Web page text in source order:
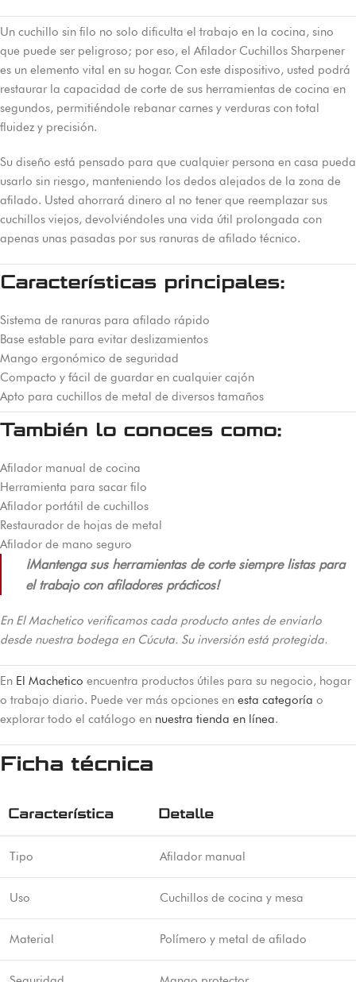
Un cuchillo sin filo no solo dificulta el trabajo en la cocina, sino
que puede ser peligroso; por eso, el Afilador Cuchillos Sharpener
es un elemento vital en su hogar. Con este dispositivo, usted podrá
restaurar la capacidad de corte de sus herramientas de cocina en
segundos, permitiéndole rebanar carnes y verduras con total
fluidez y precisión.
Su diseño está pensado para que cualquier persona en casa pueda
usarlo sin riesgo, manteniendo los dedos alejados de la zona de
afilado. Usted ahorrará dinero al no tener que reemplazar sus
cuchillos viejos, devolviéndoles una vida útil prolongada con
apenas unas pasadas por sus ranuras de afilado técnico.
Características principales:
Sistema de ranuras para afilado rápido
Base estable para evitar deslizamientos
Mango ergonómico de seguridad
Compacto y fácil de guardar en cualquier cajón
Apto para cuchillos de metal de diversos tamaños
También lo conoces como:
Afilador manual de cocina
Herramienta para sacar filo
Afilador portátil de cuchillos
Restaurador de hojas de metal
Afilador de mano seguro
¡Mantenga sus herramientas de corte siempre listas para
el trabajo con afiladores prácticos!
En El Machetico verificamos cada producto antes de enviarlo
desde nuestra bodega en Cúcuta. Su inversión está protegida.
En El Machetico encuentra productos útiles para su negocio, hogar
o trabajo diario. Puede ver más opciones en esta categoría o
explorar todo el catálogo en nuestra tienda en línea.
Ficha técnica
Característica Detalle
Tipo Afilador manual
Uso Cuchillos de cocina y mesa
Material Polímero y metal de afilado